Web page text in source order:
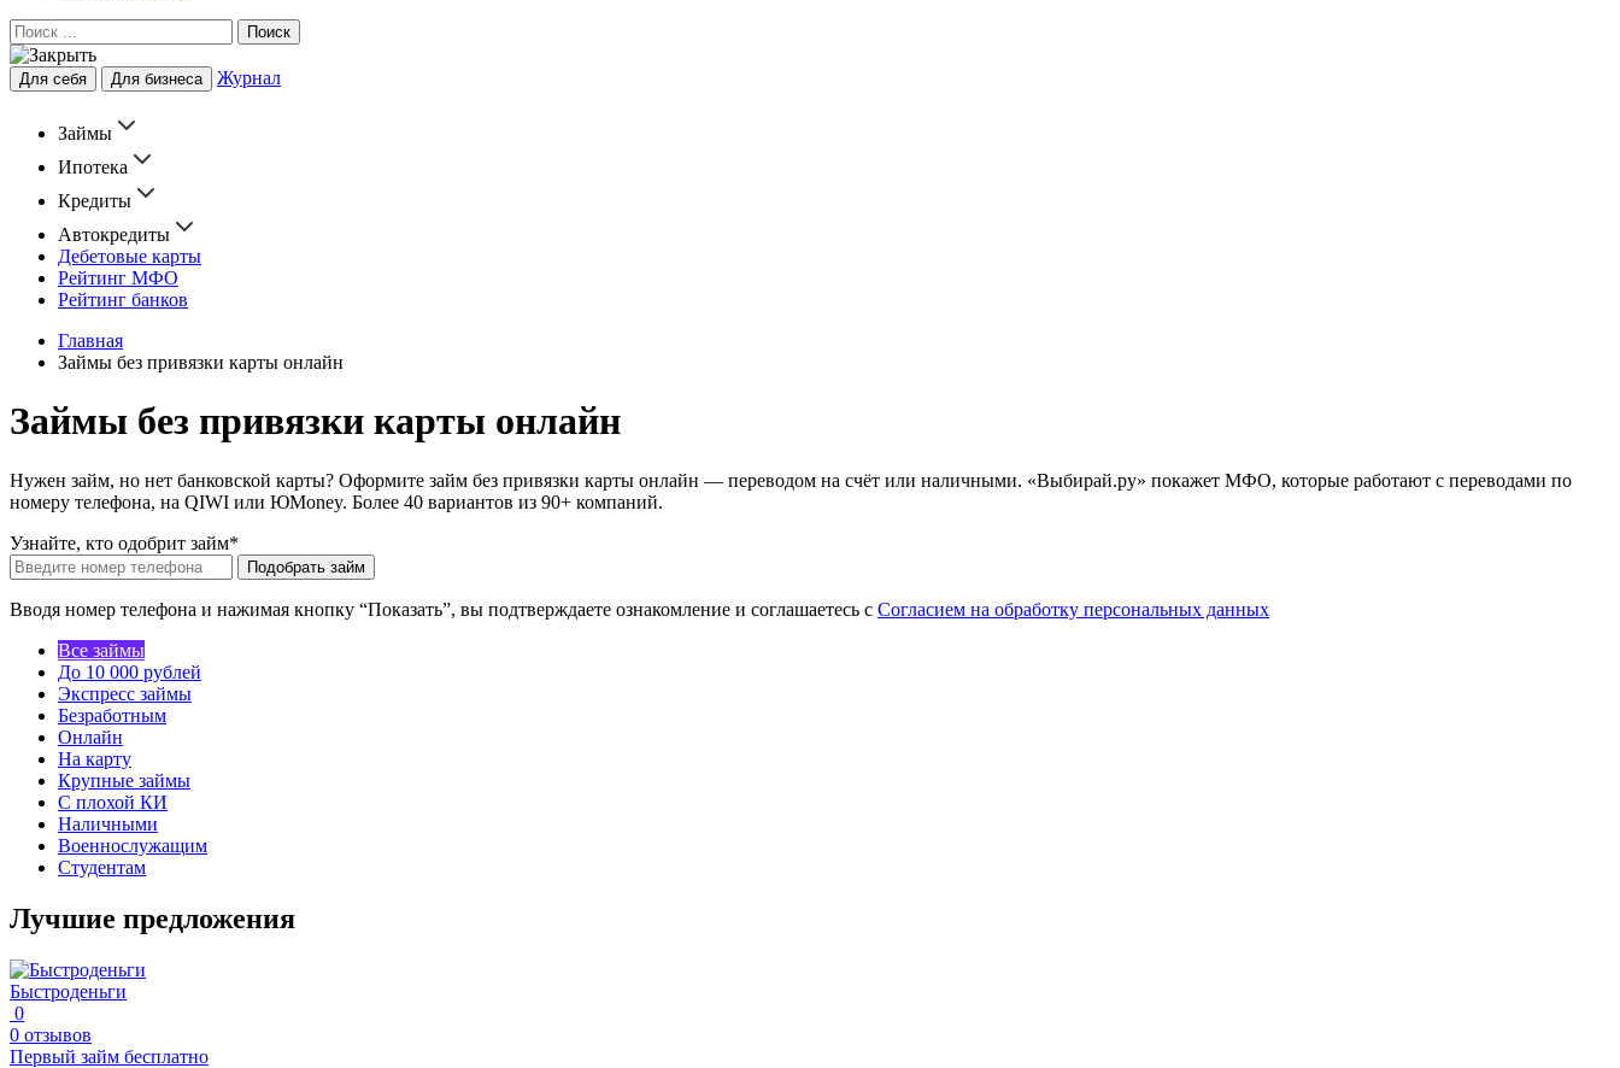
Поиск
Для себя Для бизнеса Журнал
Займы
Ипотека
Кредиты
Автокредиты
Дебетовые карты
Рейтинг МФО
Рейтинг банков
Главная
Займы без привязки карты онлайн
Займы без привязки карты онлайн
Нужен займ, но нет банковской карты? Оформите займ без привязки карты онлайн — переводом на счёт или наличными. «Выбирай.ру» покажет МФО, которые работают с переводами по
номеру телефона, на QIWI или ЮMoney. Более 40 вариантов из 90+ компаний.
Узнайте, кто одобрит займ*
Подобрать займ
Вводя номер телефона и нажимая кнопку “Показать”, вы подтверждаете ознакомление и соглашаетесь с Согласием на обработку персональных данных
Все займы
До 10 000 рублей
Экспресс займы
Безработным
Онлайн
На карту
Крупные займы
С плохой КИ
Наличными
Военнослужащим
Студентам
Лучшие предложения
Быстроденьги
0
0 отзывов
Первый займ бесплатно